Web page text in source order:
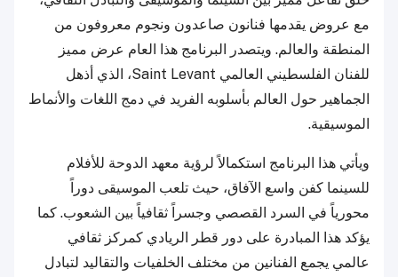
مع عروض يقدمها فنانون صاعدون ونجوم معروفون من
المنطقة والعالم. ويتصدر البرنامج هذا العام عرض مميز
للفنان الفلسطيني العالمي Saint Levant، الذي أذهل
الجماهير حول العالم بأسلوبه الفريد في دمج اللغات والأنماط
الموسيقية.
ويأتي هذا البرنامج استكمالاً لرؤية معهد الدوحة للأفلام
للسينما كفن واسع الآفاق، حيث تلعب الموسيقى دوراً
محورياً في السرد القصصي وجسراً ثقافياً بين الشعوب. كما
يؤكد هذا المبادرة على دور قطر الريادي كمركز ثقافي
عالمي يجمع الفنانين من مختلف الخلفيات والتقاليد لتبادل